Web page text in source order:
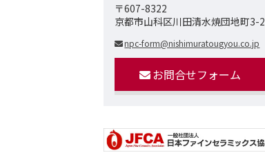
〒607-8322
京都市山科区川田清水焼団地町3-2
npc-form@nishimuratougyou.co.jp
お問合せフォーム